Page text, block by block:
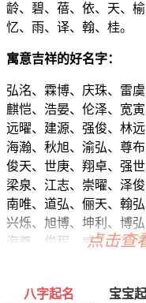
龄、碧、蓓、依、天、
忆、雨、译、翰、桂。
寓意吉祥的好名字：
弘洺、霖博、庆珠、雷
麒恺、浩晏、伦泽、宽
远曜、建源、强俊、林
海瀚、秋旭、渝弘、尊
俊天、世庚、翔卓、强
梁泉、江志、崇曜、泽
南唯、道弘、俪天、翰
兴烁、旭博、坤利、博
海尊、俊程、威凡、正
翰正、鸣奇、浩远、绮
点击查
八字起名 宝宝